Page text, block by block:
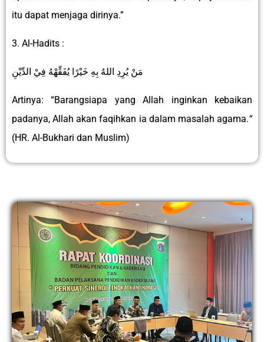
itu dapat menjaga dirinya.”
3. Al-Hadits :
مَنْ يُرِدِ اللهُ بِهِ خَيْرًا يُفَقِّهْهُ فِيْ الدِّيْنِ
Artinya: “Barangsiapa yang Allah inginkan kebaikan
padanya, Allah akan faqihkan ia dalam masalah agama.“
(HR. Al-Bukhari dan Muslim)